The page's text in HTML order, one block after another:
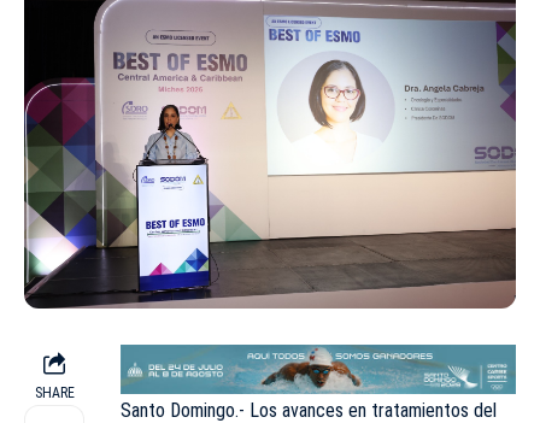
SHARE
Santo Domingo.- Los avances en tratamientos del